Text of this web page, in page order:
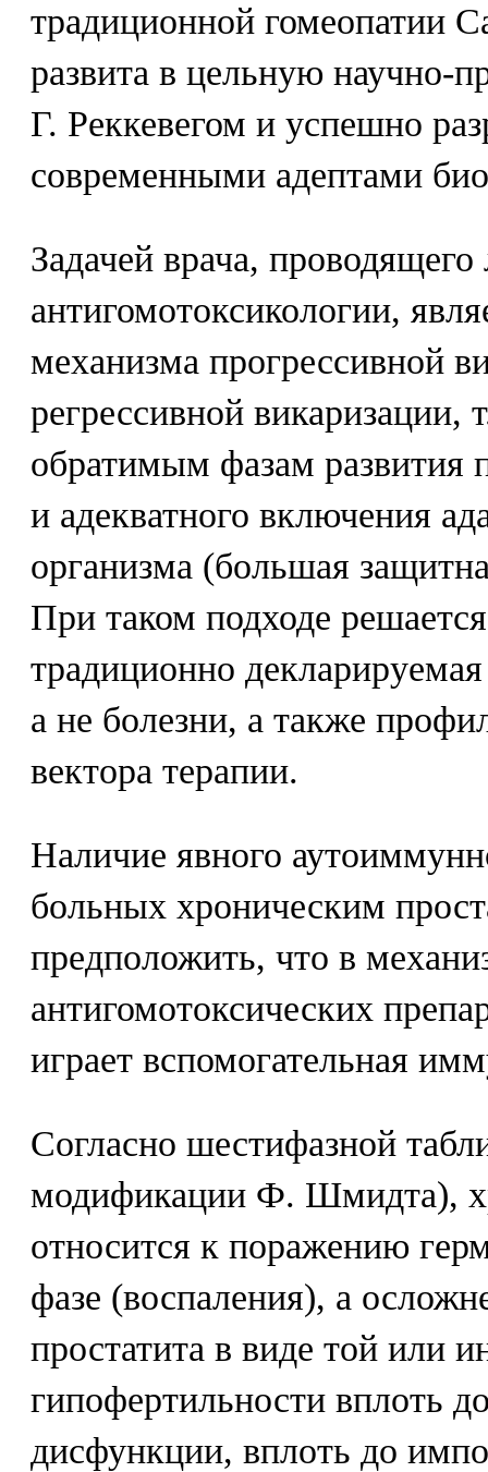
традиционной гомеопатии
развита в цельную научно-
Г. Реккевегом и успешно
современными адептами
Задачей врача,
антигомотоксикологии,
механизма прогрессивной
регрессивной викаризации,
обратимым фазам развития
и адекватного включения
организма (большая
При таком подходе
традиционно
а не болезни, а также
вектора терапии.
Наличие явного
больных хроническим
предположить, что в
антигомотоксических
играет вспомогательная
Согласно шестифазной
модификации Ф. Шмидта),
относится к поражению
фазе (воспаления), а
простатита в виде той или
гипофертильности вплоть
дисфункции, вплоть до